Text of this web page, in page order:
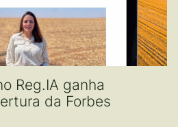
Reg.IA ganha
da Forbes